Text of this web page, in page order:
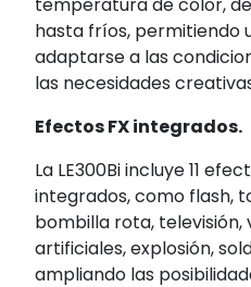
hasta fríos, permitiendo
adaptarse a las
las necesidades
Efectos FX integrados.
La LE300Bi incluye 11
integrados, como flash,
bombilla rota, televisión,
artificiales, explosión,
ampliando las